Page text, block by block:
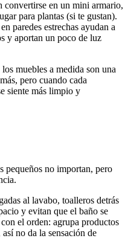
convertirse en un mini armario,
para plantas (si te gustan).
paredes estrechas ayudan a
y aportan un poco de luz
muebles a medida son una
pero cuando cada
siente más limpio y
pequeños no importan, pero
al lavabo, toalleros detrás
y evitan que el baño se
el orden: agrupa productos
no da la sensación de